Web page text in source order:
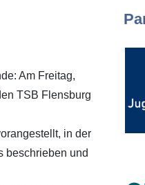
Am Freitag,
TSB Flensburg
in der
beschrieben und